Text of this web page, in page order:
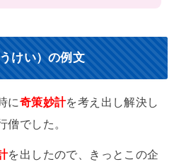
けい）の例文
に奇策妙計を考え出し解決し
僧でした。
を出したので、きっとこの企